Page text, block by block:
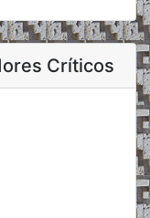
Críticos